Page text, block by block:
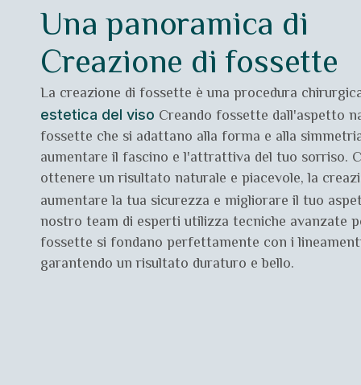
Una panoramica di
Creazione di fossette
La creazione di fossette è una procedura
estetica del viso Creando fossette dall'aspetto
fossette che si adattano alla forma e alla
aumentare il fascino e l'attrattiva del tuo sorriso.
ottenere un risultato naturale e piacevole, la
aumentare la tua sicurezza e migliorare il tuo
nostro team di esperti utilizza tecniche avanzate
fossette si fondano perfettamente con i
garantendo un risultato duraturo e bello.